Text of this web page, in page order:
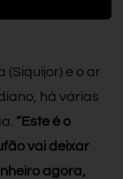
(Siquijor) e o ar
há várias
“Este é o
vai deixar
agora,